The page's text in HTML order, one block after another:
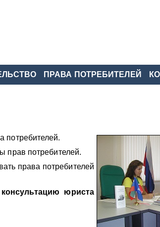
ПРАВА ПОТРЕБИТЕЛЕЙ
потребителей.
прав потребителей.
права потребителей
юриста